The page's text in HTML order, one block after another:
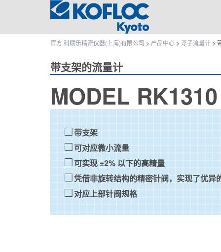
官方,科赋乐精密仪器(上海)有限公司 > 产品中心 > 浮子流量计 >
带支架的流量计
MODEL
带支架
可对应微小流量
可实现 ±2% 以下的高精量
凭借非旋转结构的精密针阀，实现了优异
对应上部针阀规格